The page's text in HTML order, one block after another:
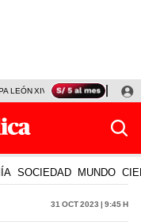
LEÓN XIV NALDY SALDAÑA
SOCIEDAD MUNDO
31 Oct 2023 | 9:45 h